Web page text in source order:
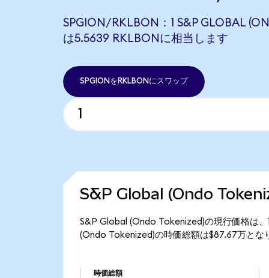
SPGION/RKLBON：1 S&P GLOBAL
は5.5639 RKLBONに相当します
SPGIONをRKLBONにスワップ
S&P Global (Ondo
S&P Global (Ondo Tokenized)の現行価格は
(Ondo Tokenized)の時価総額は$87.67万とな
時価総額